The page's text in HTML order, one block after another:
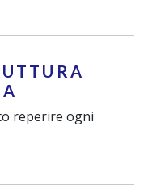
reperire ogni